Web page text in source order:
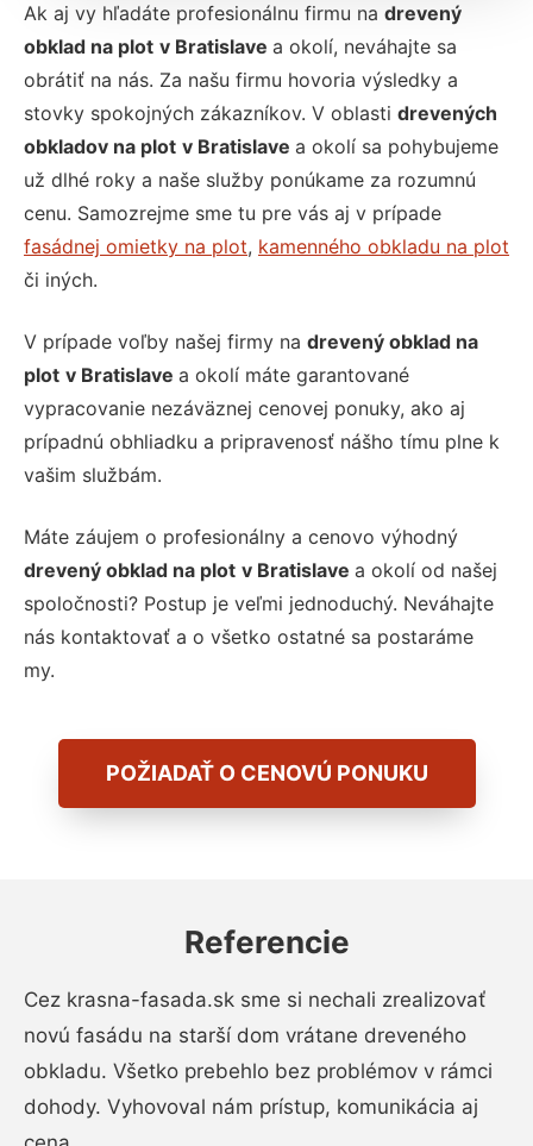
Ak aj vy hľadáte profesionálnu firmu na drevený
obklad na plot v Bratislave a okolí, neváhajte sa
obrátiť na nás. Za našu firmu hovoria výsledky a
stovky spokojných zákazníkov. V oblasti drevených
obkladov na plot v Bratislave a okolí sa pohybujeme
už dlhé roky a naše služby ponúkame za rozumnú
cenu. Samozrejme sme tu pre vás aj v prípade
fasádnej omietky na plot, kamenného obkladu na plot
či iných.
V prípade voľby našej firmy na drevený obklad na
plot v Bratislave a okolí máte garantované
vypracovanie nezáväznej cenovej ponuky, ako aj
prípadnú obhliadku a pripravenosť nášho tímu plne k
vašim službám.
Máte záujem o profesionálny a cenovo výhodný
drevený obklad na plot v Bratislave a okolí od našej
spoločnosti? Postup je veľmi jednoduchý. Neváhajte
nás kontaktovať a o všetko ostatné sa postaráme
my.
POŽIADAŤ O CENOVÚ PONUKU
Referencie
Cez krasna-fasada.sk sme si nechali zrealizovať
novú fasádu na starší dom vrátane dreveného
obkladu. Všetko prebehlo bez problémov v rámci
dohody. Vyhovoval nám prístup, komunikácia aj